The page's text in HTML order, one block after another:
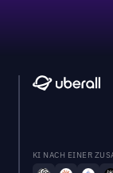
KI NACH EINER